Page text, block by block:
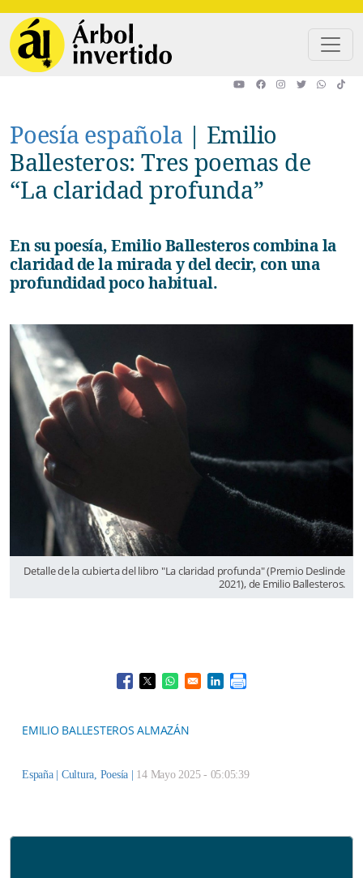
Poesía española | Emilio
Ballesteros: Tres poemas de
“La claridad profunda”
En su poesía, Emilio Ballesteros combina la
claridad de la mirada y del decir, con una
profundidad poco habitual.
Detalle de la cubierta del libro "La claridad profunda" (Premio Deslinde
2021), de Emilio Ballesteros.
Opens in a new window
Opens in a new window
Opens in a new window
Opens in a new window
EMILIO BALLESTEROS ALMAZÁN
Cultura, Poesía 14 Mayo 2025 - 05:05:39